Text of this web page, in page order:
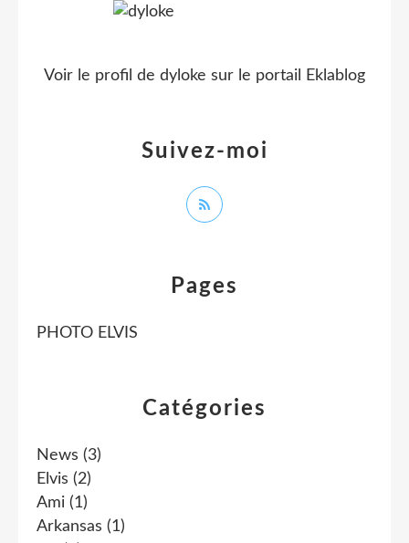
Catégories
News (3)
Elvis (2)
Ami (1)
Arkansas (1)
Pages
PHOTO ELVIS
Suivez-moi
Voir le profil de dyloke sur le portail Eklablog